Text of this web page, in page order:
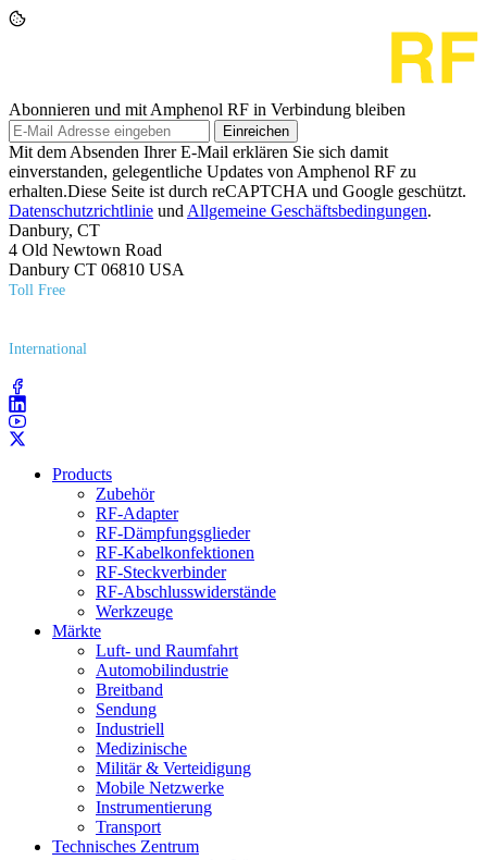
Abonnieren und mit Amphenol RF in Verbindung bleiben
Einreichen
Mit dem Absenden Ihrer E-Mail erklären Sie sich damit
einverstanden, gelegentliche Updates von Amphenol RF zu
erhalten.Diese Seite ist durch reCAPTCHA und Google geschützt.
Datenschutzrichtlinie und Allgemeine Geschäftsbedingungen.
Danbury, CT
4 Old Newtown Road
Danbury CT 06810 USA
Toll Free
International
Products
Zubehör
RF-Adapter
RF-Dämpfungsglieder
RF-Kabelkonfektionen
RF-Steckverbinder
RF-Abschlusswiderstände
Werkzeuge
Märkte
Luft- und Raumfahrt
Automobilindustrie
Breitband
Sendung
Industriell
Medizinische
Militär & Verteidigung
Mobile Netzwerke
Instrumentierung
Transport
Technisches Zentrum